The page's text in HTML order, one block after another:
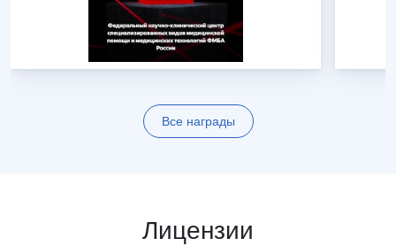
Все награды
Лицензии